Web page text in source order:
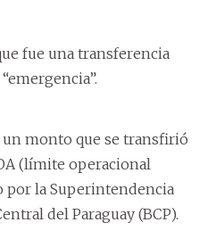
fue una transferencia
un monto que se transfirió
(límite operacional
por la Superintendencia
del Paraguay (BCP).